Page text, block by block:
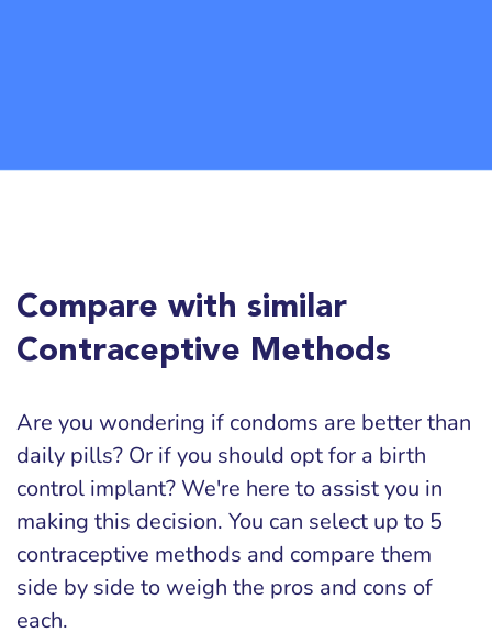
Compare with similar
Contraceptive Methods
Are you wondering if condoms are better than
daily pills? Or if you should opt for a birth
control implant? We're here to assist you in
making this decision. You can select up to 5
contraceptive methods and compare them
side by side to weigh the pros and cons of
each.